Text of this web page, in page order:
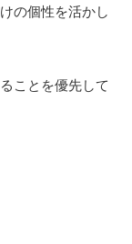
の個性を活かし
ことを優先して